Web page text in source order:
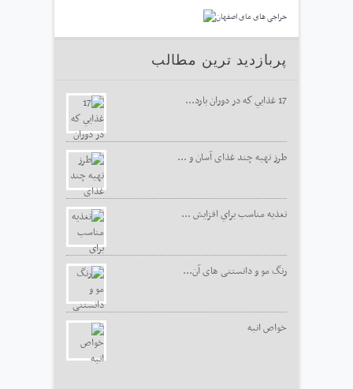
پربازدید ترین مطالب
17 غذايي كه در دوران بارد...
طرز تهیه چند غذای آسان و ...
تغذيه مناسب براي افزايش ...
رنگ مو و دانستنی های آن...
خواص انبه